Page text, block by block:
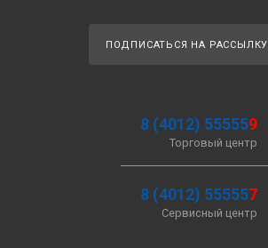
ПОДПИСАТЬСЯ НА РАССЫЛКУ
8 (4012) 555559
Торговый центр
8 (4012) 555557
Сервисный центр